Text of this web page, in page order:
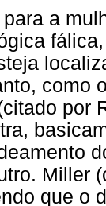
a
como
por
Miller
que o